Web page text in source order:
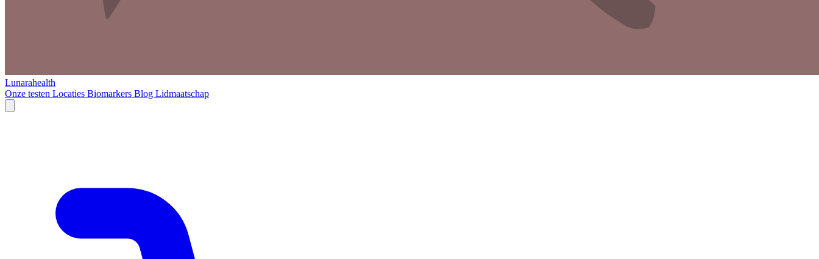
Lunarahealth
Onze testen Locaties Biomarkers Blog Lidmaatschap